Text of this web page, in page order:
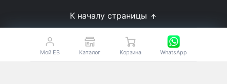
К началу страницы
© Все права защищены. 2009-2026 Energy-Body.ru
Спортивное питание с доставкой по России
Мой EB Каталог Корзина WhatsApp